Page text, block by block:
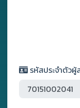
รหัสประจำตัวผู้